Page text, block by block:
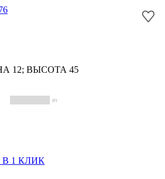
12; ВЫСОТА 45
(0)
1 КЛИК